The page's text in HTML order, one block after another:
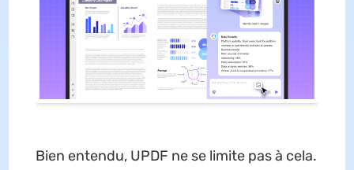
Bien entendu, UPDF ne se limite pas à cela.